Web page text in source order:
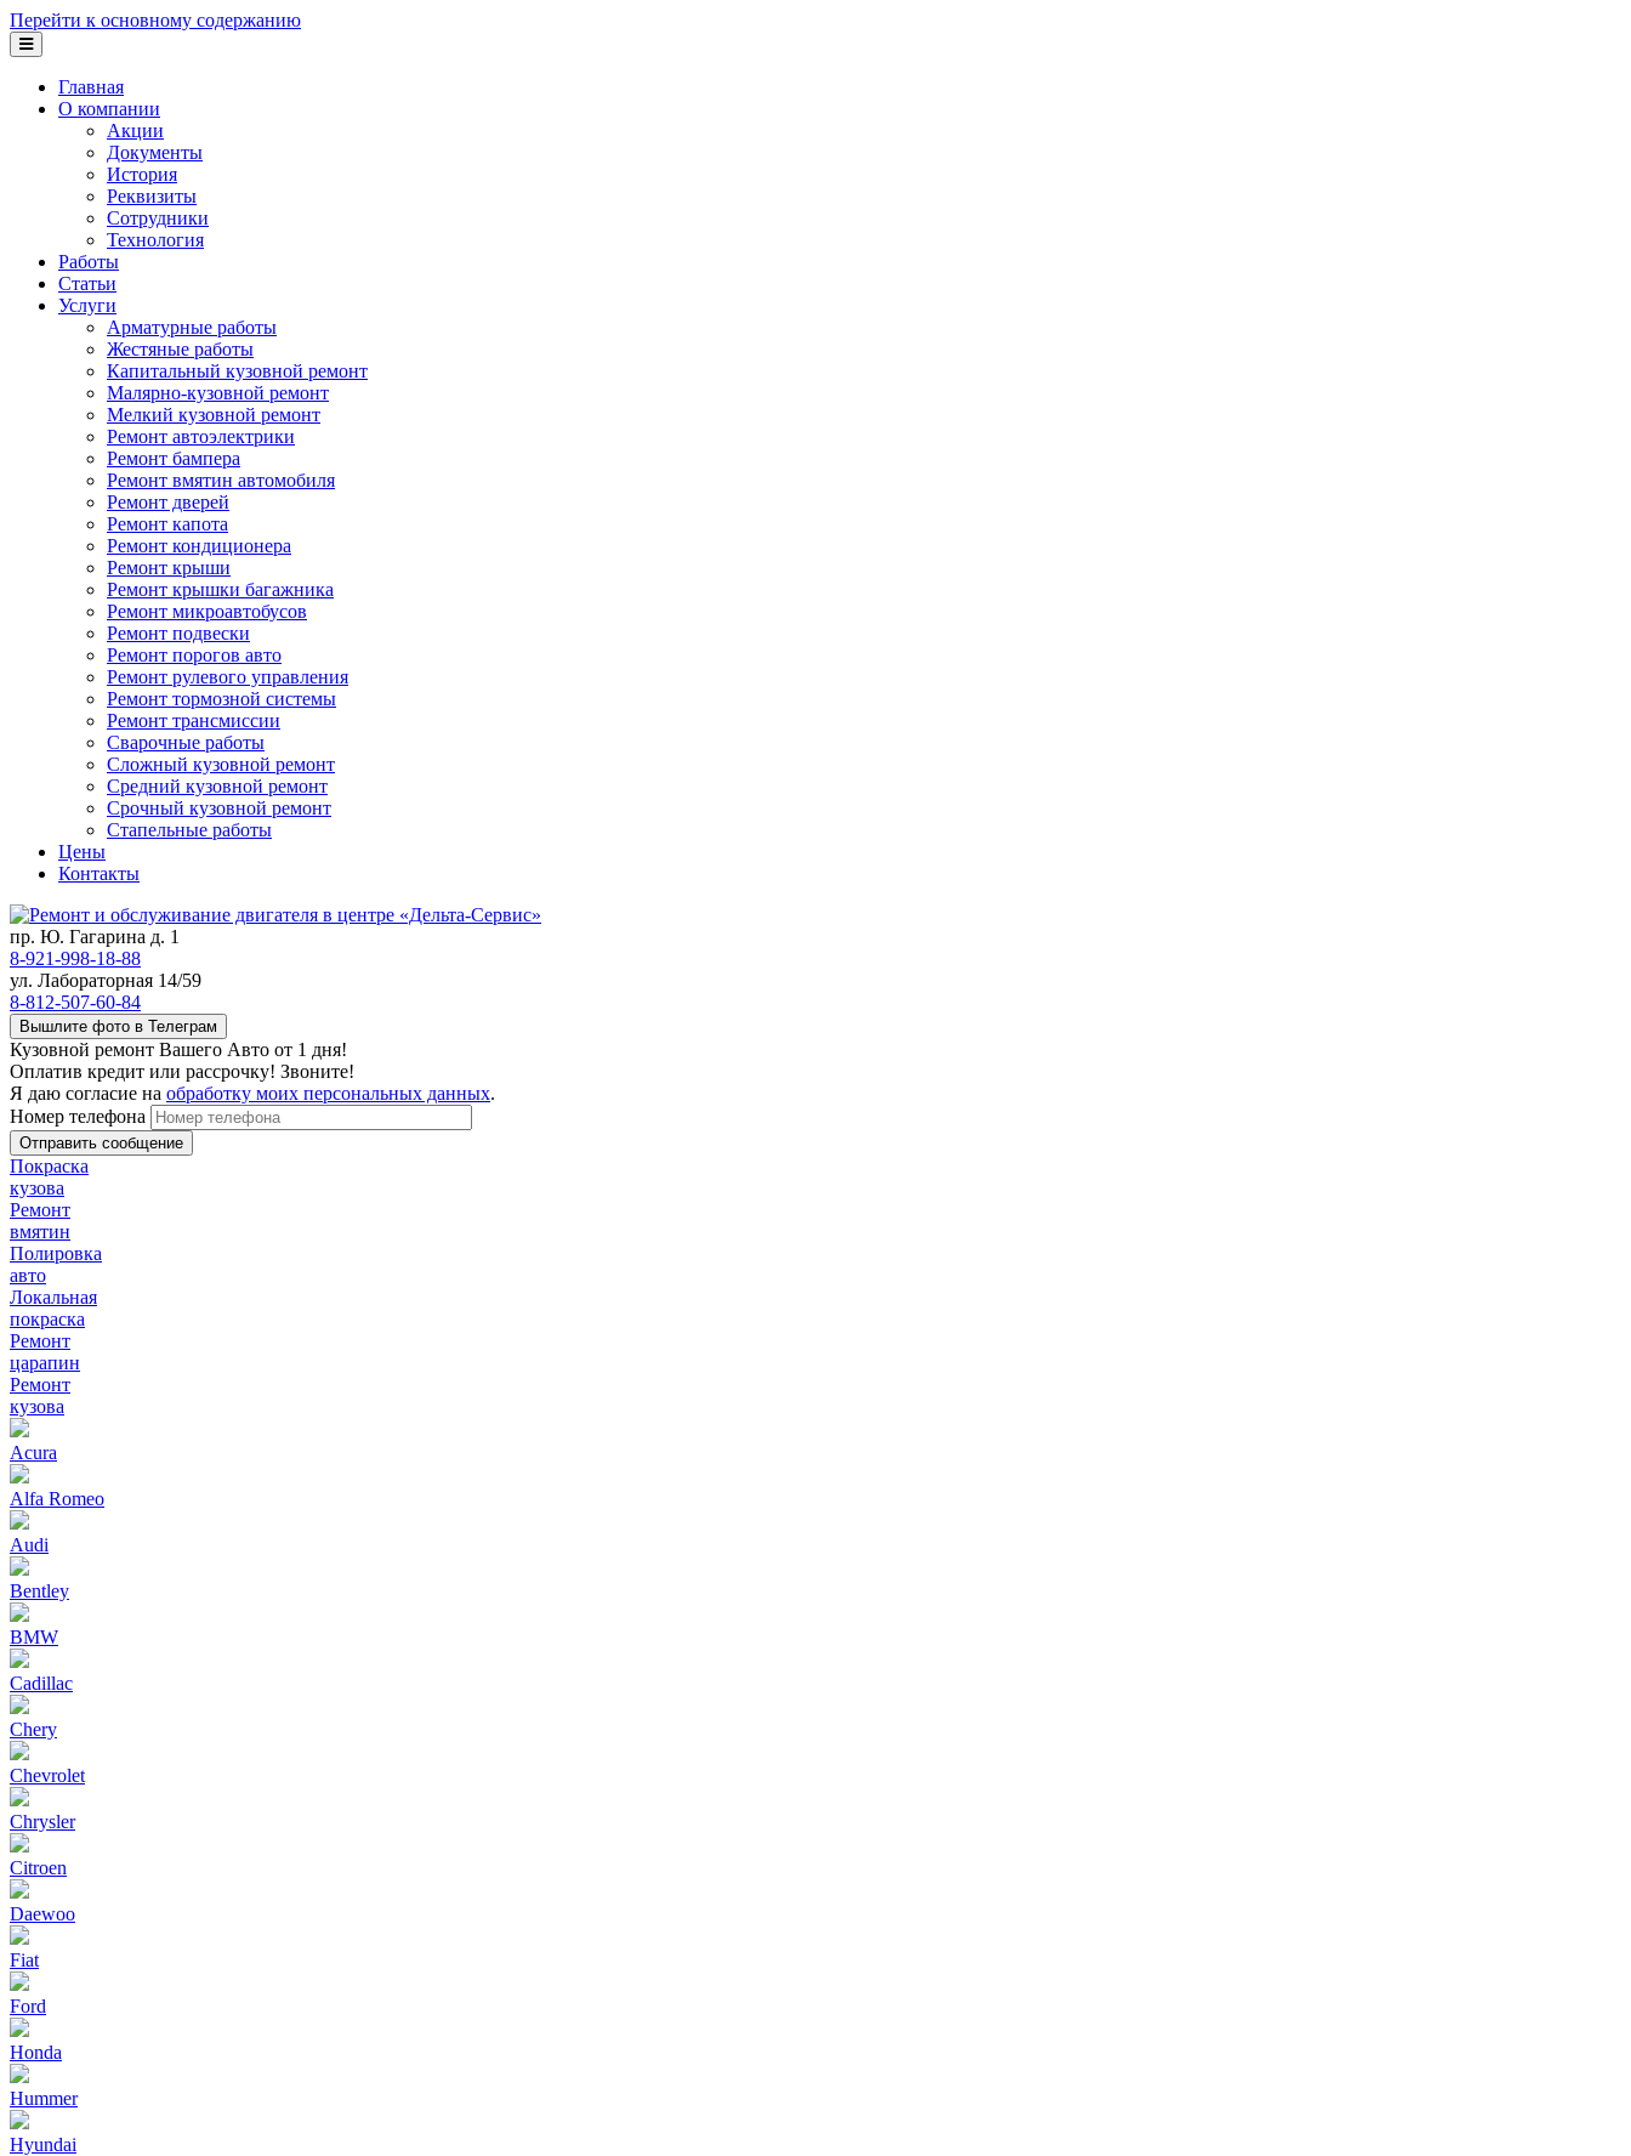
Перейти к основному содержанию
Главная
О компании
Акции
Документы
История
Реквизиты
Сотрудники
Технология
Работы
Статьи
Услуги
Арматурные работы
Жестяные работы
Капитальный кузовной ремонт
Малярно-кузовной ремонт
Мелкий кузовной ремонт
Ремонт автоэлектрики
Ремонт бампера
Ремонт вмятин автомобиля
Ремонт дверей
Ремонт капота
Ремонт кондиционера
Ремонт крыши
Ремонт крышки багажника
Ремонт микроавтобусов
Ремонт подвески
Ремонт порогов авто
Ремонт рулевого управления
Ремонт тормозной системы
Ремонт трансмиссии
Сварочные работы
Сложный кузовной ремонт
Средний кузовной ремонт
Срочный кузовной ремонт
Стапельные работы
Цены
Контакты
пр. Ю. Гагарина д. 1
8-921-998-18-88
ул. Лабораторная 14/59
8-812-507-60-84
Вышлите фото в Телеграм
Кузовной ремонт Вашего Авто от 1 дня!
Оплатив кредит или рассрочку! Звоните!
Я даю согласие на обработку моих персональных данных.
Номер телефона
Покраска
кузова
Ремонт
вмятин
Полировка
авто
Локальная
покраска
Ремонт
царапин
Ремонт
кузова
Acura
Alfa Romeo
Audi
Bentley
BMW
Cadillac
Chery
Chevrolet
Chrysler
Citroen
Daewoo
Fiat
Ford
Honda
Hummer
Hyundai